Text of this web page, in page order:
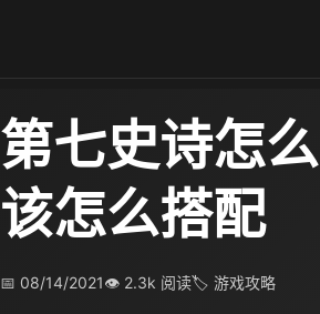
第七史诗怎
该怎么搭配
📅 08/14/2021👁 2.3k 阅读🏷 游戏攻略